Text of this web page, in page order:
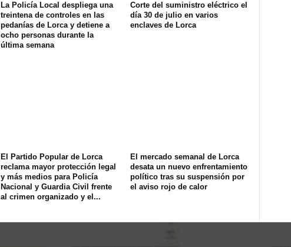
La Policía Local despliega una
treintena de controles en las
pedanías de Lorca y detiene a
ocho personas durante la
última semana
Corte del suministro eléctrico el
día 30 de julio en varios
enclaves de Lorca
El Partido Popular de Lorca
reclama mayor protección legal
y más medios para Policía
Nacional y Guardia Civil frente
al crimen organizado y el...
El mercado semanal de Lorca
desata un nuevo enfrentamiento
político tras su suspensión por
el aviso rojo de calor